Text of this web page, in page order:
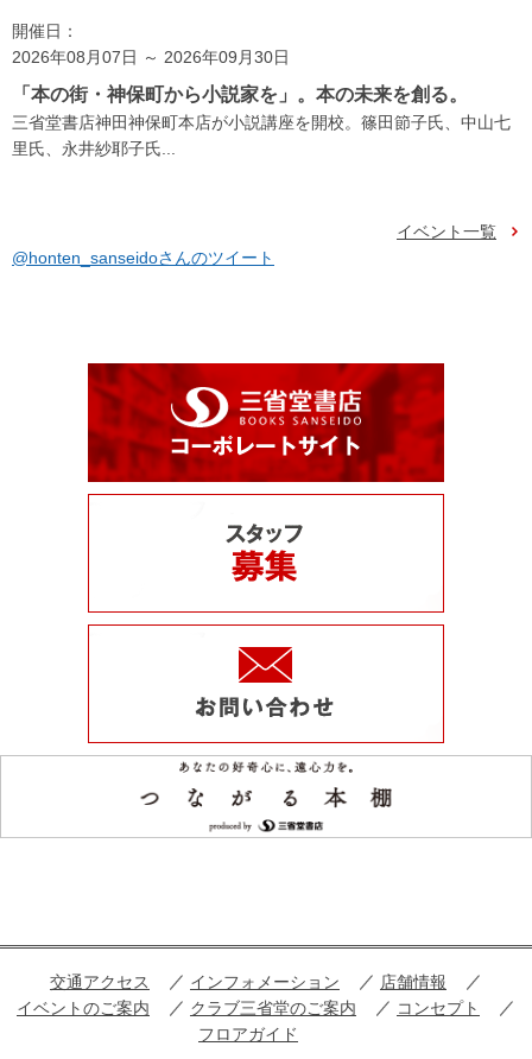
開催日：
2026年08月07日 ～ 2026年09月30日
「本の街・神保町から小説家を」。本の未来を創る。
三省堂書店神田神保町本店が小説講座を開校。篠田節子氏、中山七
里氏、永井紗耶子氏...
イベント一覧
@honten_sanseidoさんのツイート
交通アクセス インフォメーション
店舗情報
イベントのご案内
クラブ三省堂のご案内
コンセプト
フロアガイド